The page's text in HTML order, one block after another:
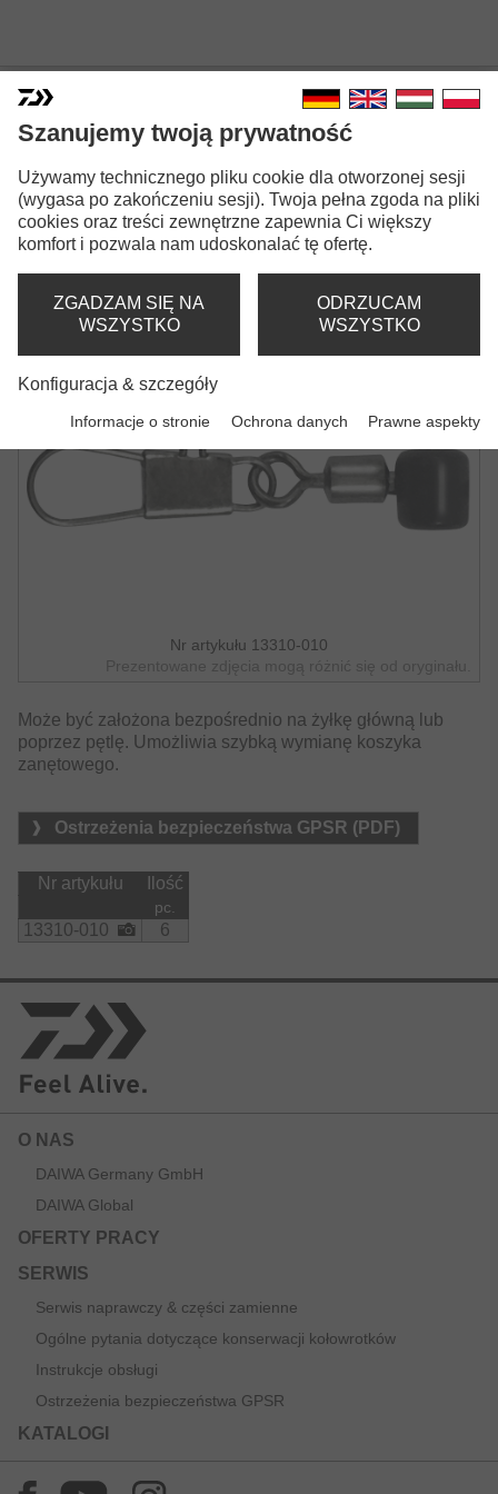
N'ZON FEEDER BEAD /
SAFETY SNAP
KRĘTLIK Z AGRAFKĄ I KORALIKIEM DO
METODY FEEDER
Nr artykułu 13310-010
Prezentowane zdjęcia mogą różnić się od oryginału.
Może być założona bezpośrednio na żyłkę główną lub
poprzez pętlę. Umożliwia szybką wymianę koszyka
zanętowego.
Ostrzeżenia bezpieczeństwa GPSR (PDF)
Nr artykułu Ilość
pc.
13310-010 6
O NAS
DAIWA Germany GmbH
DAIWA Global
OFERTY PRACY
SERWIS
Serwis naprawczy & części zamienne
Ogólne pytania dotyczące konserwacji kołowrotków
Instrukcje obsługi
Ostrzeżenia bezpieczeństwa GPSR
KATALOGI
Szanujemy twoją prywatność
Używamy technicznego pliku cookie dla otworzonej sesji
(wygasa po zakończeniu sesji). Twoja pełna zgoda na pliki
cookies oraz treści zewnętrzne zapewnia Ci większy
komfort i pozwala nam udoskonalać tę ofertę.
ZGADZAM SIĘ NA
WSZYSTKO
ODRZUCAM
WSZYSTKO
Konfiguracja & szczegóły
Informacje o stronie Ochrona danych Prawne aspekty